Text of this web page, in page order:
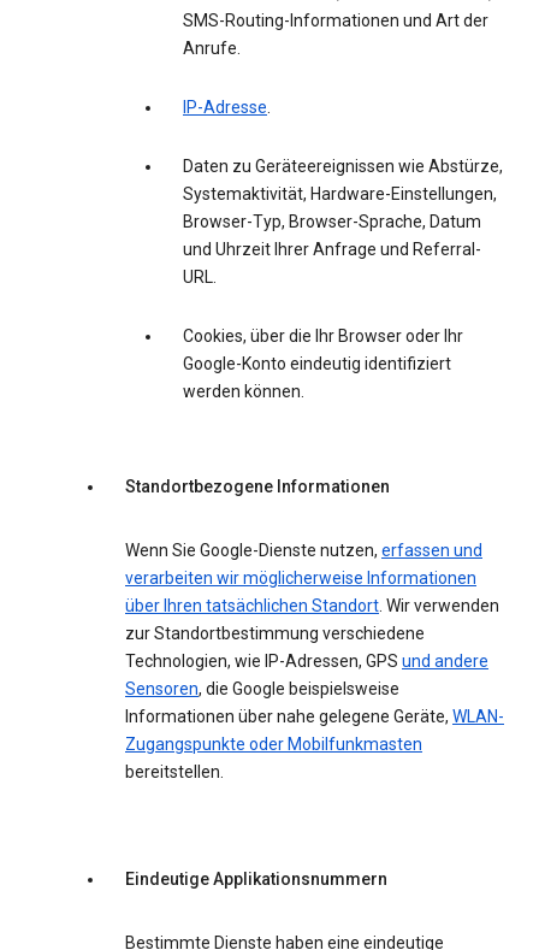
SMS-Routing-Informationen und Art der
Anrufe.
IP-Adresse.
Daten zu Geräteereignissen wie Abstürze,
Systemaktivität, Hardware-Einstellungen,
Browser-Typ, Browser-Sprache, Datum
und Uhrzeit Ihrer Anfrage und Referral-
URL.
Cookies, über die Ihr Browser oder Ihr
Google-Konto eindeutig identifiziert
werden können.
Standortbezogene Informationen
Wenn Sie Google-Dienste nutzen, erfassen und
verarbeiten wir möglicherweise Informationen
über Ihren tatsächlichen Standort. Wir verwenden
zur Standortbestimmung verschiedene
Technologien, wie IP-Adressen, GPS und andere
Sensoren, die Google beispielsweise
Informationen über nahe gelegene Geräte, WLAN-
Zugangspunkte oder Mobilfunkmasten
bereitstellen.
Eindeutige Applikationsnummern
Bestimmte Dienste haben eine eindeutige